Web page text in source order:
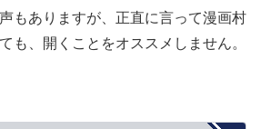
もありますが、正直に言って漫画村
も、開くことをオススメしません。